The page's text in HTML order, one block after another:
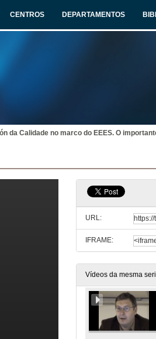
CENTROS DEPARTAMENTOS
da Calidade no marco do EEES. O
URL:
IFRAME:
Vídeos da mesma